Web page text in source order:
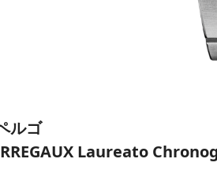
ルゴ
Laureato